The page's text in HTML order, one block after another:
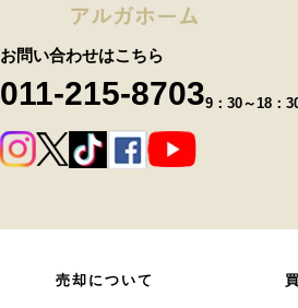
お問い合わせはこちら
011-215-87039：30～18：
売却について